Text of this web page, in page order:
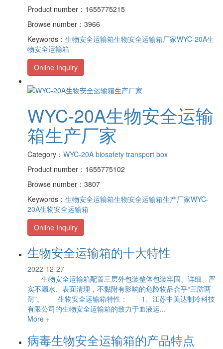
Product number：1655775215
Browse number：3966
Keywords： 生物安全运输箱生物安全运输箱厂家WYC-20A生
物安全运输箱
Online Inquiry
WYC-20A生物安全运输
箱生产厂家
Category： WYC-20A biosafety transport box
Product number：1655775102
Browse number：3807
Keywords： 生物安全运输箱生物安全运输箱生产厂家WYC-
20A生物安全运输箱
Online Inquiry
生物安全运输箱的十大特性
2022-12-27
生物安全运输箱配置三层外包装整体包装牢固、详细、严
实不漏水、表面清理，不黏附有影响的危险物品合乎“三防两
耐”。 生物安全运输箱特性： 1、江苏中美达制冷科技
有限公司的生物安全运输箱的致力于血液运...
More +
病毒生物安全运输箱的产品特点